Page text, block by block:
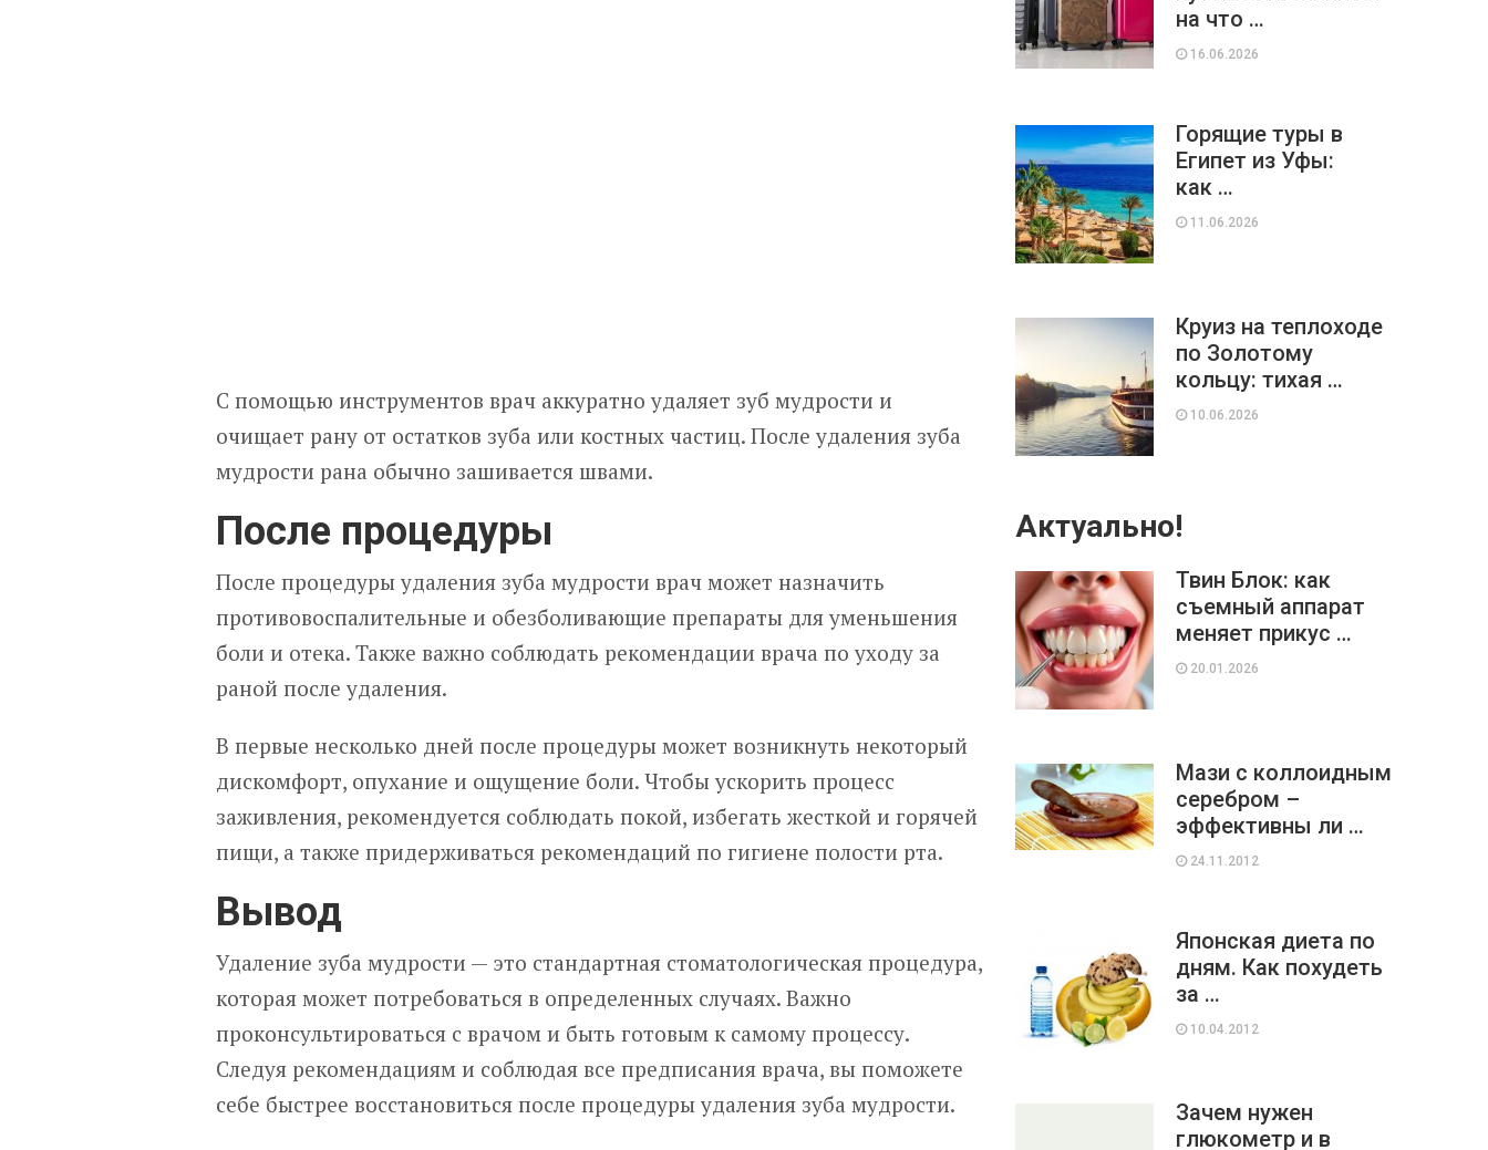
С помощью инструментов врач аккуратно удаляет зуб мудрости и
очищает рану от остатков зуба или костных частиц. После удаления зуба
мудрости рана обычно зашивается швами.
После процедуры
После процедуры удаления зуба мудрости врач может назначить
противовоспалительные и обезболивающие препараты для уменьшения
боли и отека. Также важно соблюдать рекомендации врача по уходу за
раной после удаления.
В первые несколько дней после процедуры может возникнуть некоторый
дискомфорт, опухание и ощущение боли. Чтобы ускорить процесс
заживления, рекомендуется соблюдать покой, избегать жесткой и горячей
пищи, а также придерживаться рекомендаций по гигиене полости рта.
Вывод
Удаление зуба мудрости — это стандартная стоматологическая процедура,
которая может потребоваться в определенных случаях. Важно
проконсультироваться с врачом и быть готовым к самому процессу.
Следуя рекомендациям и соблюдая все предписания врача, вы поможете
себе быстрее восстановиться после процедуры удаления зуба мудрости.
на что …
16.06.2026
Горящие туры в
Египет из Уфы:
как …
11.06.2026
Круиз на теплоходе
по Золотому
кольцу: тихая …
10.06.2026
Актуально!
Твин Блок: как
съемный аппарат
меняет прикус …
20.01.2026
Мази с коллоидным
серебром –
эффективны ли …
24.11.2012
Японская диета по
дням. Как похудеть
за …
10.04.2012
Зачем нужен
глюкометр и в